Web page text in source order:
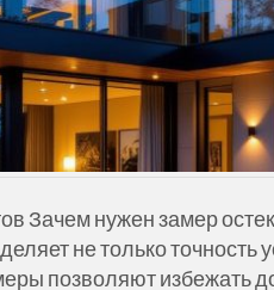
Зачем нужен замер
не только точность
позволяют избежать